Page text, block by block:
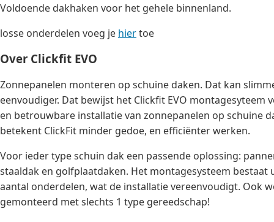
Voldoende dakhaken voor het gehele binnenland.
losse onderdelen voeg je hiertoe
Over Clickfit EVO
Zonnepanelen monteren op schuine daken. Dat kan
eenvoudiger. Dat bewijst het Clickfit EVO montagesyteem
en betrouwbare installatie van zonnepanelen op schuine
betekent ClickFit minder gedoe, en efficiënter werken.
Voor ieder type schuin dak een passende oplossing:
staaldak en golfplaatdaken. Het montagesysteem bestaat
aantal onderdelen, wat de installatie vereenvoudigt. Ook
gemonteerd met slechts 1 type gereedschap!